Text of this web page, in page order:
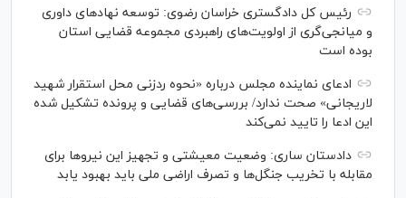
رئیس کل دادگستری خراسان رضوی: توسعه نهاد‌های داوری
و میانجی‌گری از اولویت‌های راهبردی مجموعه قضایی استان
بوده است
ادعای نماینده مجلس درباره «نحوه ردزنی محل استقرار شهید
لاریجانی» صحت ندارد/ بررسی‌های قضایی و پرونده تشکیل شده
این ادعا را تایید نمی‌کند
دادستان ساری: وضعیت معیشتی و تجهیز این نیرو‌ها برای
مقابله با تخریب جنگل‌ها و تصرف اراضی ملی باید بهبود یابد